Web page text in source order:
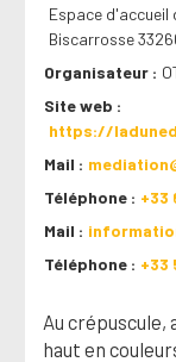
Espace d'accueil
Biscarrosse
Organisateur
Site web
https://
Mail
Téléphone
+33
Mail
Téléphone
+33
Au crépuscule,
haut en